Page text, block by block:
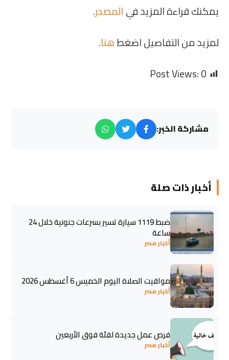
يمكنك قراءة المزيد فيالمصدر.
لمزيد من التفاصيل اضغطهنا.
Post Views:0
مشاركة الخبر:
أخبار ذات صلة
ضبط 1119 سيارة تسير بسرعات جنونية خلال 24
ساعة
أخبار مصر
مواقيت الصلاة اليوم الخميس 6 أغسطس 2026
أخبار مصر
فرص عمل جديدة لفئة فوق الأربعين
أخبار مصر